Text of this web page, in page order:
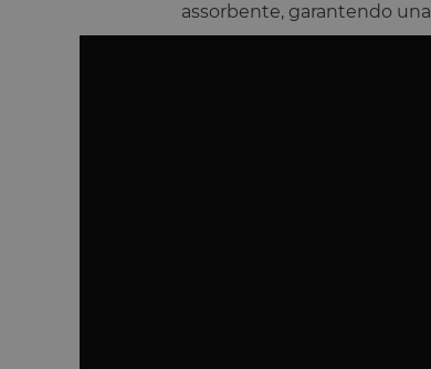
assorbente, garantendo una